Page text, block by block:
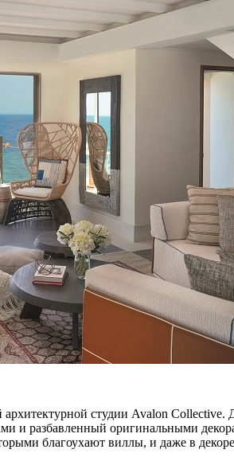
студии Avalon
разбавленный оригинальными
благоухают виллы, и даже в